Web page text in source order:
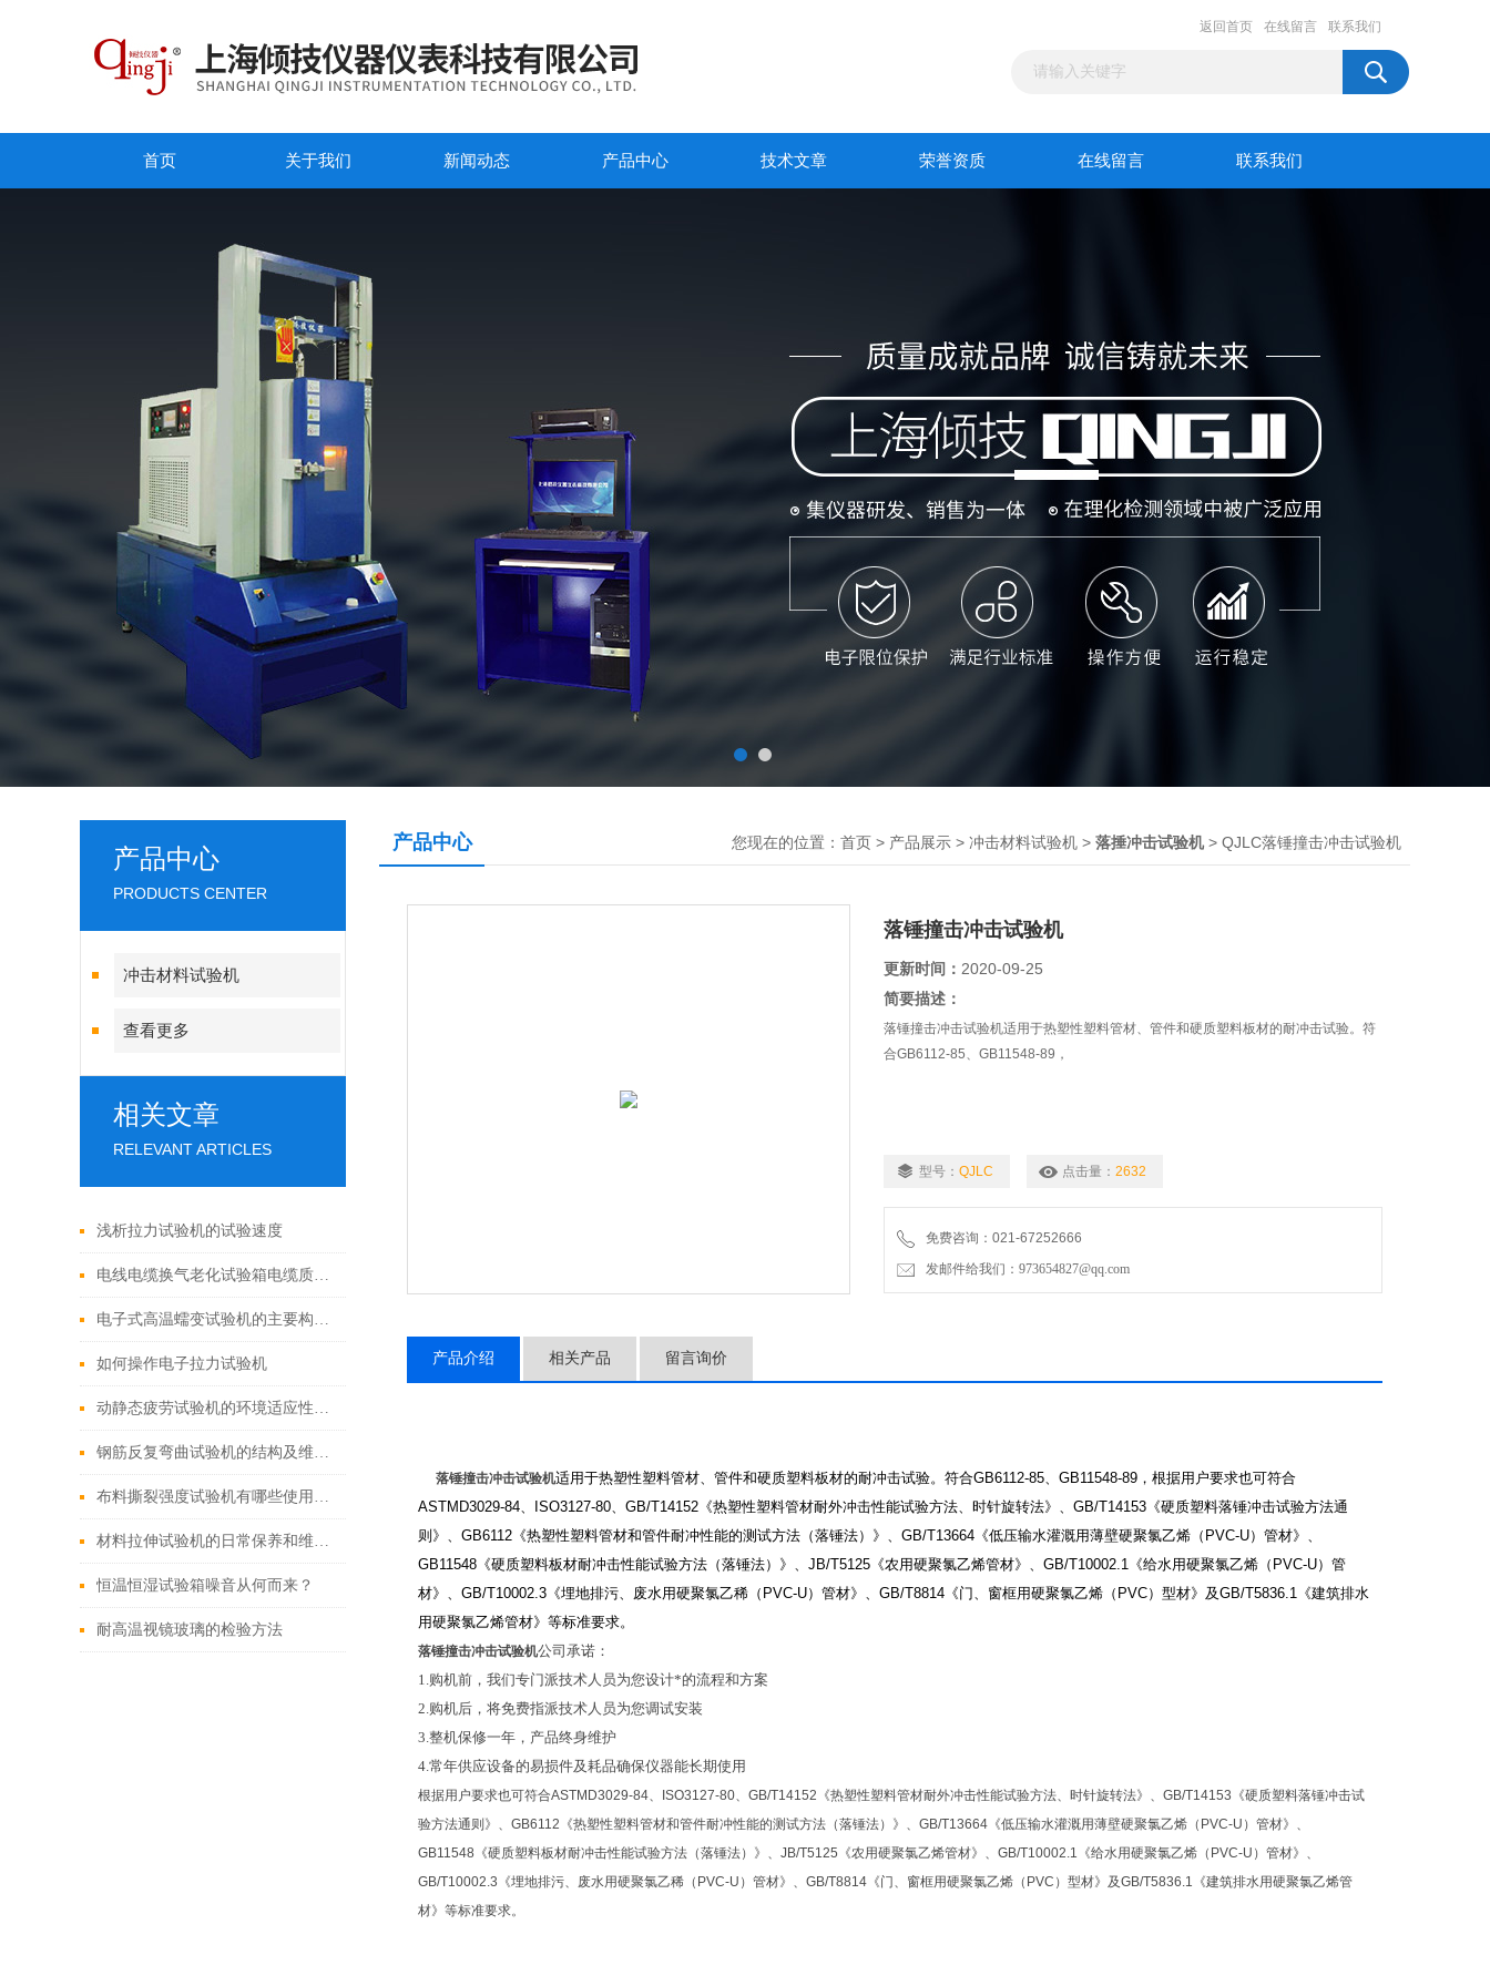
返回首页 在线留言 联系我们
首页 关于我们 新闻动态 产品中心 技术文章 荣誉资质 在线留言 联系我们
产品中心
PRODUCTS CENTER
冲击材料试验机
查看更多
相关文章
RELEVANT ARTICLES
浅析拉力试验机的试验速度
电线电缆换气老化试验箱电缆质量控制中的全流程应用
电子式高温蠕变试验机的主要构成讲解
如何操作电子拉力试验机
动静态疲劳试验机的环境适应性与安全标准
钢筋反复弯曲试验机的结构及维护保养方法
布料撕裂强度试验机有哪些使用方法
材料拉伸试验机的日常保养和维护应该注意哪些安全事项？
恒温恒湿试验箱噪音从何而来？
耐高温视镜玻璃的检验方法
产品中心 您现在的位置： 首页 > 产品展示 > 冲击材料试验机 > 落捶冲击试验机> QJLC落锤撞击冲击试验机
落锤撞击冲击试验机
更新时间： 2020-09-25
简要描述：
落锤撞击冲击试验机适用于热塑性塑料管材、管件和硬质塑料板材的耐冲击试验。符
合GB6112-85、GB11548-89，
型号： QJLC 点击量： 2632
免费咨询：021-67252666
发邮件给我们：973654827@qq.com
产品介绍 相关产品 留言询价
落锤撞击冲击试验机适用于热塑性塑料管材、管件和硬质塑料板材的耐冲击试验。符合GB6112-85、 GB11548-89 ，根据用户要求也可符合
ASTMD3029-84、 ISO3127-80、 GB/T14152 《热塑性塑料管材耐外冲击性能试验方法、时针旋转法》、 GB/T14153 《硬质塑料落锤冲击试验方法通
则》、 GB6112 《热塑性塑料管材和管件耐冲性能的测试方法（落锤法）》、 GB/T13664 《低压输水灌溉用薄壁硬聚氯乙烯（ PVC-U）管材》、
GB11548 《硬质塑料板材耐冲击性能试验方法（落锤法）》、 JB/T5125 《农用硬聚氯乙烯管材》、 GB/T10002.1 《给水用硬聚氯乙烯（ PVC-U）管
材》、 GB/T10002.3 《埋地排污、废水用硬聚氯乙稀（ PVC-U）管材》、 GB/T8814 《门、窗框用硬聚氯乙烯（ PVC）型材》及GB/T5836.1 《建筑排水
用硬聚氯乙烯管材》等标准要求。
落锤撞击冲击试验机公司承诺：
1.购机前，我们专门派技术人员为您设计*的流程和方案
2.购机后，将免费指派技术人员为您调试安装
3.整机保修一年，产品终身维护
4.常年供应设备的易损件及耗品确保仪器能长期使用
根据用户要求也可符合ASTMD3029-84、ISO3127-80、GB/T14152《热塑性塑料管材耐外冲击性能试验方法、时针旋转法》、GB/T14153《硬质塑料落锤冲击试
验方法通则》、GB6112《热塑性塑料管材和管件耐冲性能的测试方法（落锤法）》、GB/T13664《低压输水灌溉用薄壁硬聚氯乙烯（PVC-U）管材》、
GB11548《硬质塑料板材耐冲击性能试验方法（落锤法）》、JB/T5125《农用硬聚氯乙烯管材》、GB/T10002.1《给水用硬聚氯乙烯（PVC-U）管材》、
GB/T10002.3《埋地排污、废水用硬聚氯乙稀（PVC-U）管材》、GB/T8814《门、窗框用硬聚氯乙烯（PVC）型材》及GB/T5836.1《建筑排水用硬聚氯乙烯管
材》等标准要求。